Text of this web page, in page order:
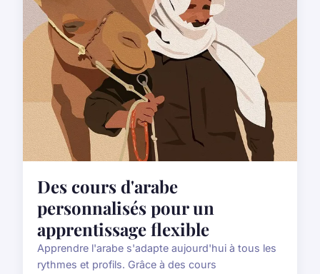
Des cours d'arabe
personnalisés pour un
apprentissage flexible
Apprendre l'arabe s'adapte aujourd'hui à tous les
rythmes et profils. Grâce à des cours